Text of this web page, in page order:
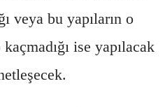
veya bu yapıların o
ise yapılacak